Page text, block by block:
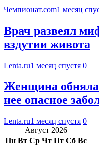
Чемпионат.com1 месяц
Врач развеял
вздутии живота
Lenta.ru1 месяц спустя 0
Женщина обняла
нее опасное
Lenta.ru1 месяц спустя 0
Август 2026
Пн Вт Ср Чт Пт Сб Вс